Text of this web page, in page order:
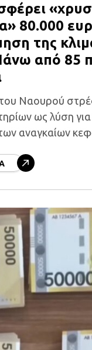
80.000
της
από 85
Ναουρού
ως λύση για
αναγκαίων
περιοχές. Η